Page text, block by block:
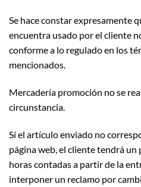
Se hace constar expresamente
encuentra usado por el cliente
conforme a lo regulado en los
mencionados.
Mercadería promoción no se
circunstancia.
Sí el artículo enviado no
página web, el cliente tendrá
horas contadas a partir de la
interponer un reclamo por